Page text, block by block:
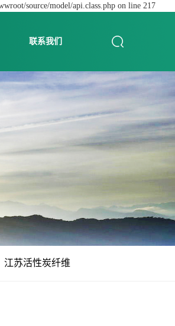
source/model/api.class.php on line 217
联系我们
江苏活性炭纤维